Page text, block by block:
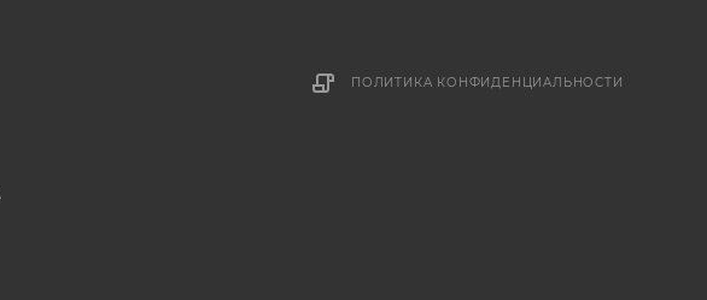
ПОЛИТИКА КОНФИДЕНЦИАЛЬНОСТИ